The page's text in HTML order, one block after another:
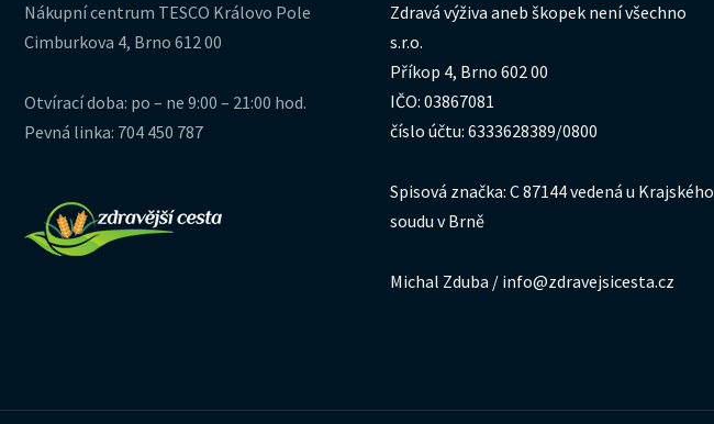
Nákupní centrum TESCO Královo Pole
Cimburkova 4, Brno 612 00
Otvírací doba: po – ne 9:00 – 21:00 hod.
Pevná linka: 704 450 787
Zdravá výživa aneb škopek není všechno
s.r.o.
Příkop 4, Brno 602 00
IČO: 03867081
číslo účtu: 6333628389/0800
Spisová značka: C 87144 vedená u Krajského
soudu v Brně
Michal Zduba / info@zdravejsicesta.cz